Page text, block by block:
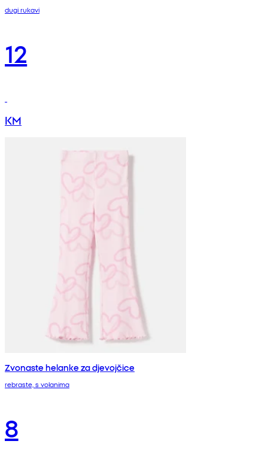
dugi rukavi
12
KM
Zvonaste helanke za djevojčice
rebraste, s volanima
8